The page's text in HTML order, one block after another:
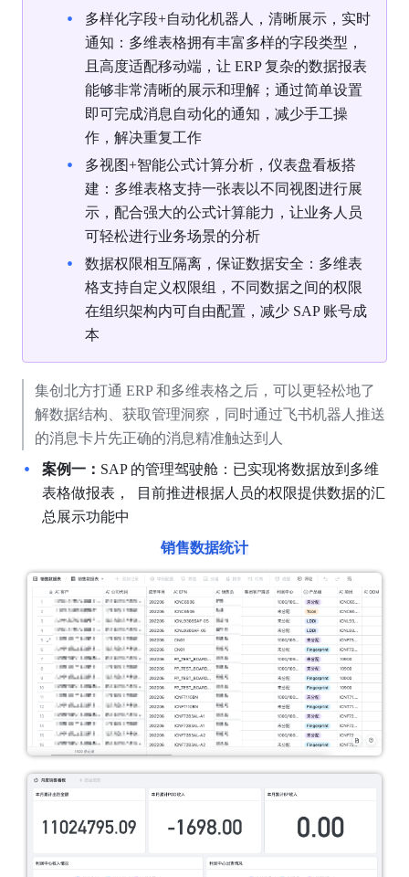
多样化字段+自动化机器人，清晰展示，实时
通知：多维表格拥有丰富多样的字段类型，
且高度适配移动端，让 ERP 复杂的数据报表
能够非常清晰的展示和理解；通过简单设置
即可完成消息自动化的通知，减少手工操
作，解决重复工作
多视图+智能公式计算分析，仪表盘看板搭
建：多维表格支持一张表以不同视图进行展
示，配合强大的公式计算能力，让业务人员
可轻松进行业务场景的分析
数据权限相互隔离，保证数据安全：多维表
格支持自定义权限组，不同数据之间的权限
在组织架构内可自由配置，减少 SAP 账号成
本
集创北方打通 ERP 和多维表格之后，可以更轻松地了
解数据结构、获取管理洞察，同时通过飞书机器人推送
的消息卡片先正确的消息精准触达到人
案例一： SAP 的管理驾驶舱：已实现将数据放到多维
表格做报表，  目前推进根据人员的权限提供数据的汇
总展示功能中
销售数据统计